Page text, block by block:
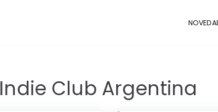
Indie Club Argentina